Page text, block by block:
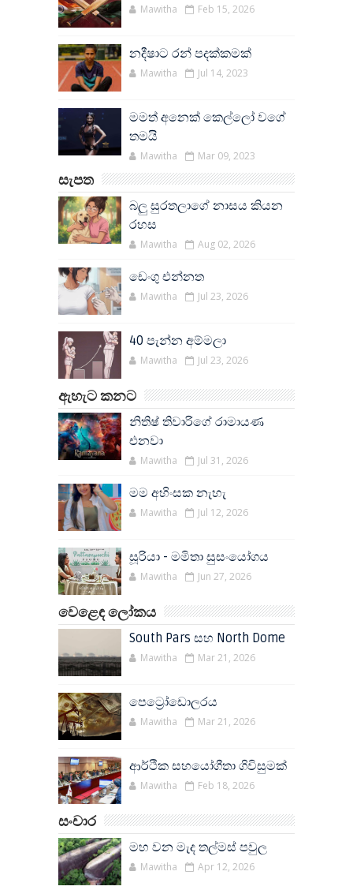
Mawitha Feb 15, 2026
නදීෂාට රන් පදක්කමක්
Mawitha Jul 14, 2023
මමත් අනෙක් කෙල්ලෝ වගේ
තමයි
Mawitha Mar 09, 2023
සැපත
බලු සුරතලාගේ නාසය කියන
රහස
Mawitha Aug 02, 2026
ඩෙංගු එන්නත
Mawitha Jul 23, 2026
40 පැන්න අම්මලා
Mawitha Jul 23, 2026
ඇහැට කනට
නිතිෂ් තිවාරිගේ රාමායණ
එනවා
Mawitha Jul 31, 2026
මම අහිංසක නැහැ
Mawitha Jul 12, 2026
සූරියා - මමිතා සුසංයෝගය
Mawitha Jun 27, 2026
වෙළෙඳ ලෝකය
South Pars සහ North Dome
Mawitha Mar 21, 2026
පෙට්‍රෝඩොලරය
Mawitha Mar 21, 2026
ආර්ථික සහයෝගීතා ගිවිසුමක්
Mawitha Feb 18, 2026
සංචාර
මහ වන මැද තල්මස් පවුල
Mawitha Apr 12, 2026